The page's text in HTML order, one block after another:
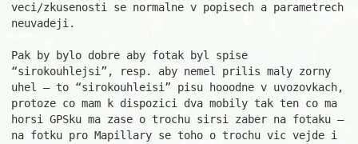
veci/zkusenosti se normalne v popisech a parametrech
neuvadeji.
Pak by bylo dobre aby fotak byl spise
“sirokouhlejsi”, resp. aby nemel prilis maly zorny
uhel – to “sirokouhleisi” pisu hooodne v uvozovkach,
protoze co mam k dispozici dva mobily tak ten co ma
horsi GPSku ma zase o trochu sirsi zaber na fotaku –
na fotku pro Mapillary se toho o trochu vic vejde i